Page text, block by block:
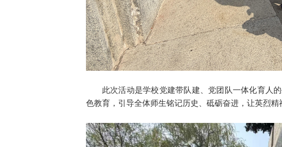
此次活动是学校党建带队建、党团队一体化育人
色教育，引导全体师生铭记历史、砥砺奋进，让英烈精